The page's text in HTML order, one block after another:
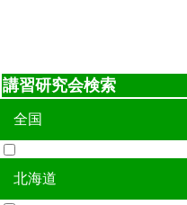
講習研究会検索
全国
全国
北海道